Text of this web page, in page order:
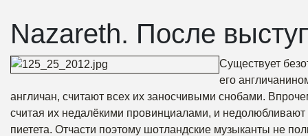
Nazareth. После
Существует
его
англичан, считают всех их заносчивыми снобами.
считая их недалёкими провинциалами, и
пиетета. Отчасти поэтому шотландские музыканты не